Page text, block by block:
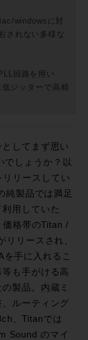
windowsに対
されない多様な
回路を用い
ジッターで高精
してまず思い
でしょうか？以
リースしてい
純製品では満足
用していた
価格帯のTitan /
リースされ、
手に入れるこ
も手がける高
製品。内蔵ミ
ルーティング
、Titanでは
Sound のマイ